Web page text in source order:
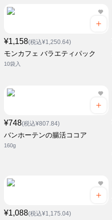
¥1,158(税込¥1,250.64)
モンカフェ バラエティパック
10袋入
¥748(税込¥807.84)
バンホーテンの腸活ココア
160g
¥1,088(税込¥1,175.04)